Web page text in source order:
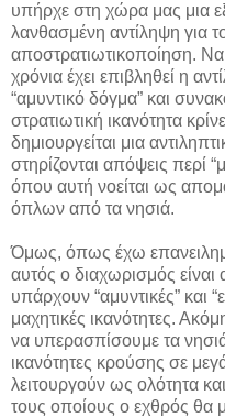
υπήρχε στη χώρα μας μια
λανθασμένη αντίληψη για το
αποστρατιωτικοποίηση.
χρόνια έχει επιβληθεί η
“αμυντικό δόγμα” και
στρατιωτική ικανότητα
δημιουργείται μια
στηρίζονται απόψεις περί
όπου αυτή νοείται ως
όπλων από τα νησιά.
Όμως, όπως έχω
αυτός ο διαχωρισμός
υπάρχουν “αμυντικές” και
μαχητικές ικανότητες.
να υπερασπίσουμε τα
ικανότητες κρούσης σε
λειτουργούν ως ολότητα
τους οποίους ο εχθρός θα